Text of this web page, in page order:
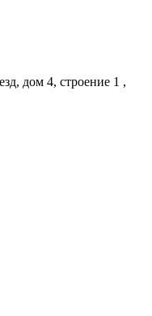
дом 4, строение 1 ,